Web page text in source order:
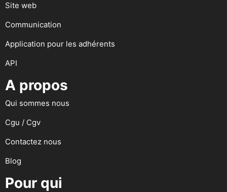
Site web
Communication
Application pour les adhérents
API
A propos
Qui sommes nous
Cgu / Cgv
Contactez nous
Blog
Pour qui